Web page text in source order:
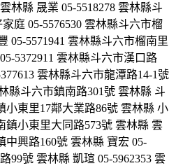
林縣 晟業 05-5518278 雲林縣斗
庭 05-5576530 雲林縣斗六市榴
05-5571941 雲林縣斗六市榴南里
5372911 雲林縣斗六市漢口路
雲林縣斗六市龍潭路14-1號
縣斗六市鎮南路301號 雲林縣 斗
小東里17鄰大業路86號 雲林縣 小
鎮小東里大同路573號 雲林縣 雲
中興路160號 雲林縣 寶宏 05-
99號 雲林縣 凱瑄 05-5962353 雲